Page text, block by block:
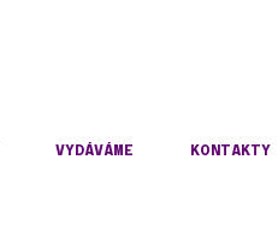
VYDÁVÁME KONTAKTY